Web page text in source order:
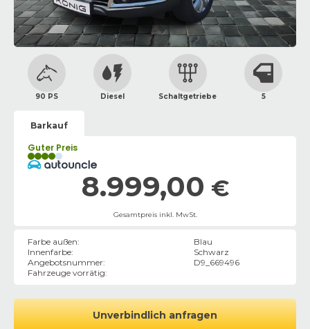
90 PS Diesel Schaltgetriebe 5
Barkauf
Guter Preis
8.999,00 €
Gesamtpreis inkl. MwSt.
Farbe außen:
Blau
Innenfarbe:
Schwarz
Angebotsnummer:
D9_669496
Fahrzeuge vorrätig:
Unverbindlich anfragen